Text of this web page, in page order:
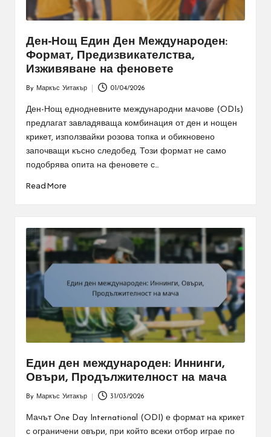
Ден-Нощ Един Ден Международен:
Формат, Предизвикателства,
Изживяване на феновете
by
By Маркъс Уитакър 01/04/2026
Ден-Нощ еднодневните международни мачове (ODIs)
предлагат завладяваща комбинация от ден и нощен
крикет, използвайки розова топка и обикновено
започващи късно следобед. Този формат не само
подобрява опита на феновете с…
Read More
Един ден международен: Иннинги,
Овъри, Продължителност на мача
by
By Маркъс Уитакър 31/03/2026
Мачът One Day International (ODI) е формат на крикет
с ограничени овъри, при който всеки отбор играе по